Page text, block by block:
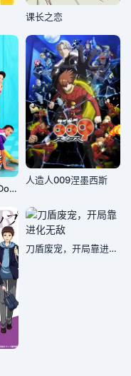
课长之恋
奇妙小镇 Hoopla Doopla!
人造人009涅墨西斯
刀盾废宠，开局靠进化无敌